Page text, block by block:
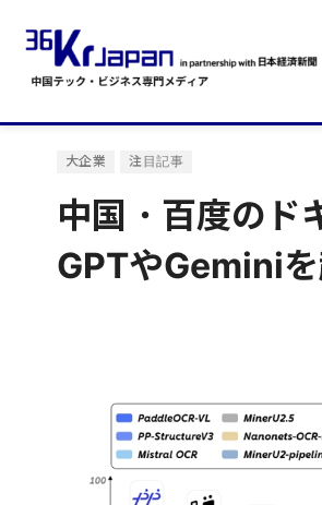
大企業 注目記事
中国・百度のド
GPTやGemini